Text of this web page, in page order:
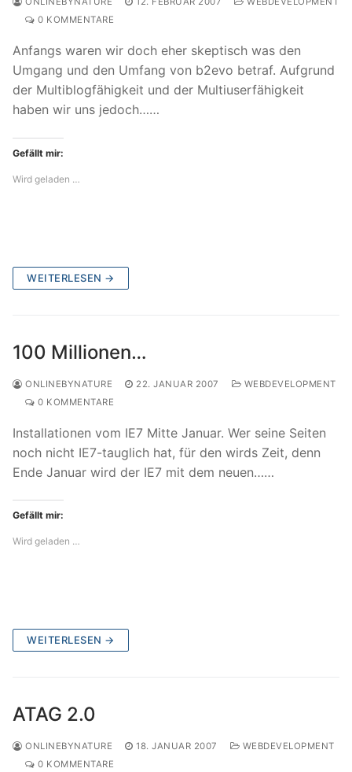
0 KOMMENTARE
Anfangs waren wir doch eher skeptisch was den
Umgang und den Umfang von b2evo betraf. Aufgrund
der Multiblogfähigkeit und der Multiuserfähigkeit
haben wir uns jedoch……
Gefällt mir:
Wird geladen …
WEITERLESEN →
100 Millionen…
ONLINEBYNATURE 22. JANUAR 2007
WEBDEVELOPMENT
0 KOMMENTARE
Installationen vom IE7 Mitte Januar. Wer seine Seiten
noch nicht IE7-tauglich hat, für den wirds Zeit, denn
Ende Januar wird der IE7 mit dem neuen……
Gefällt mir:
Wird geladen …
WEITERLESEN →
ATAG 2.0
ONLINEBYNATURE 18. JANUAR 2007
WEBDEVELOPMENT
0 KOMMENTARE